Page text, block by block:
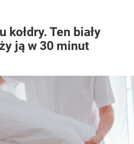
kołdry. Ten biały
ją w 30 minut